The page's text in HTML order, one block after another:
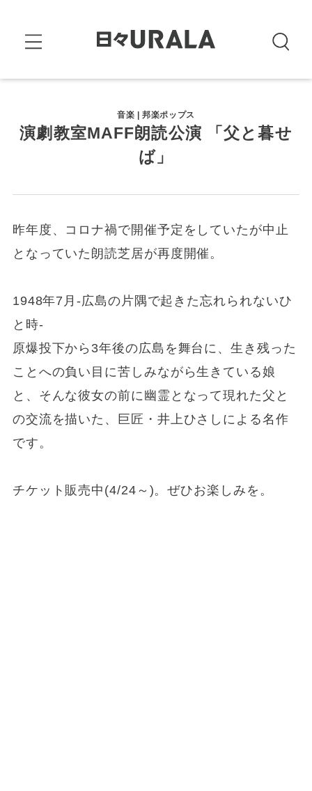
音楽 | 邦楽ポップス
演劇教室MAFF朗読公演 「父と暮せ
ば」
昨年度、コロナ禍で開催予定をしていたが中止
となっていた朗読芝居が再度開催。
1948年7月-広島の片隅で起きた忘れられないひ
と時-
原爆投下から3年後の広島を舞台に、生き残った
ことへの負い目に苦しみながら生きている娘
と、そんな彼女の前に幽霊となって現れた父と
の交流を描いた、巨匠・井上ひさしによる名作
です。
チケット販売中(4/24～)。ぜひお楽しみを。